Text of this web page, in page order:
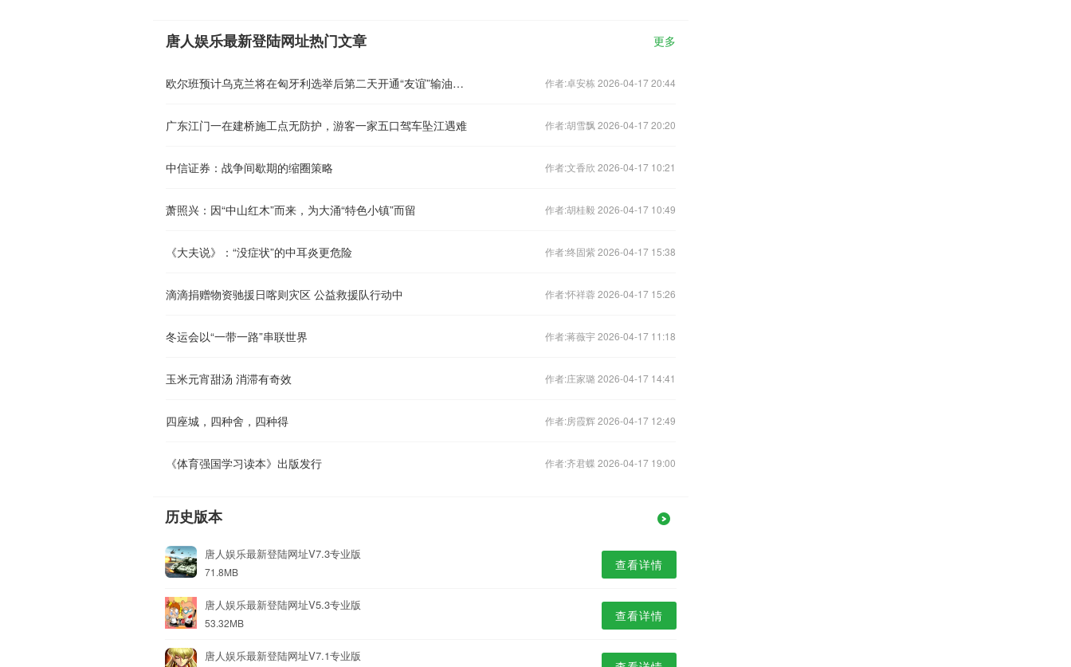
唐人娱乐最新登陆网址热门文章 更多
欧尔班预计乌克兰将在匈牙利选举后第二天开通“友谊”输油管道 作者:卓安栋 2026-04-17 20:44
广东江门一在建桥施工点无防护，游客一家五口驾车坠江遇难 作者:胡雪飘 2026-04-17 20:20
中信证券：战争间歇期的缩圈策略 作者:文香欣 2026-04-17 10:21
萧照兴：因“中山红木”而来，为大涌“特色小镇”而留 作者:胡桂毅 2026-04-17 10:49
《大夫说》：“没症状”的中耳炎更危险 作者:终固紫 2026-04-17 15:38
滴滴捐赠物资驰援日喀则灾区 公益救援队行动中 作者:怀祥蓉 2026-04-17 15:26
冬运会以“一带一路”串联世界 作者:蒋薇宇 2026-04-17 11:18
玉米元宵甜汤 消滞有奇效 作者:庄家璐 2026-04-17 14:41
四座城，四种舍，四种得 作者:房霞辉 2026-04-17 12:49
《体育强国学习读本》出版发行 作者:齐君蝶 2026-04-17 19:00
历史版本
唐人娱乐最新登陆网址V7.3专业版
71.8MB 查看详情
唐人娱乐最新登陆网址V5.3专业版
53.32MB 查看详情
唐人娱乐最新登陆网址V7.1专业版